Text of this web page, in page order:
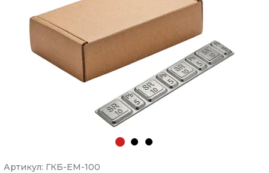
Артикул: ГКБ-EM-100